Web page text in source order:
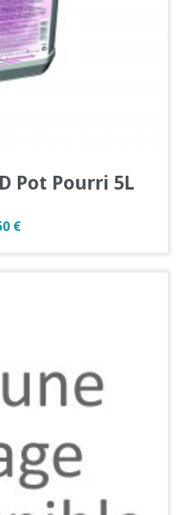
Pot Pourri 5L
€